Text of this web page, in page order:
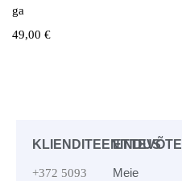
ga
49,00 €
KLIENDITEENINDUS
+372 5093
ETTEVÕTE
Meie